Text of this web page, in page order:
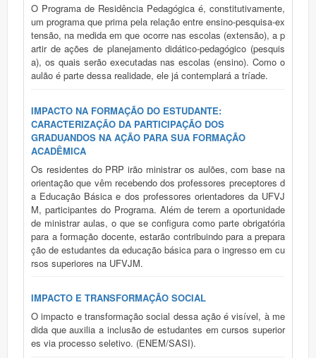
O Programa de Residência Pedagógica é, constitutivamente,
um programa que prima pela relação entre ensino-pesquisa-ex
tensão, na medida em que ocorre nas escolas (extensão), a p
artir de ações de planejamento didático-pedagógico (pesquis
a), os quais serão executadas nas escolas (ensino). Como o
aulão é parte dessa realidade, ele já contemplará a tríade.
IMPACTO NA FORMAÇÃO DO ESTUDANTE:
CARACTERIZAÇÃO DA PARTICIPAÇÃO DOS
GRADUANDOS NA AÇÃO PARA SUA FORMAÇÃO
ACADÊMICA
Os residentes do PRP irão ministrar os aulões, com base na
orientação que vêm recebendo dos professores preceptores d
a Educação Básica e dos professores orientadores da UFVJ
M, participantes do Programa. Além de terem a oportunidade
de ministrar aulas, o que se configura como parte obrigatória
para a formação docente, estarão contribuindo para a prepara
ção de estudantes da educação básica para o ingresso em cu
rsos superiores na UFVJM.
IMPACTO E TRANSFORMAÇÃO SOCIAL
O impacto e transformação social dessa ação é visível, à me
dida que auxilia a inclusão de estudantes em cursos superior
es via processo seletivo. (ENEM/SASI).